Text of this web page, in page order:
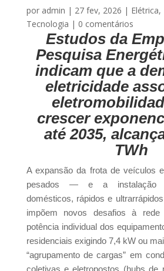
por admin | 27 fev, 2026 | Elétrica,
Tecnologia | 0 comentários
Estudos da
Pesquisa
indicam que a
eletricidade
crescer
até 2035,
TWh
A expansão da frota de veículos
pesados — e a instalação
domésticos, rápidos e
impõem novos desafios à
potência individual dos
residenciais exigindo 7,4 kW ou
“agrupamento de cargas” em